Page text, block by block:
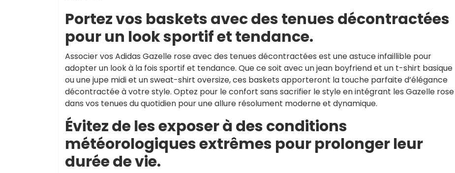
Portez vos baskets avec des tenues décontractées
pour un look sportif et tendance.
Associer vos Adidas Gazelle rose avec des tenues décontractées est une astuce infaillible pour
adopter un look à la fois sportif et tendance. Que ce soit avec un jean boyfriend et un t-shirt basique
ou une jupe midi et un sweat-shirt oversize, ces baskets apporteront la touche parfaite d’élégance
décontractée à votre style. Optez pour le confort sans sacrifier le style en intégrant les Gazelle rose
dans vos tenues du quotidien pour une allure résolument moderne et dynamique.
Évitez de les exposer à des conditions
météorologiques extrêmes pour prolonger leur
durée de vie.